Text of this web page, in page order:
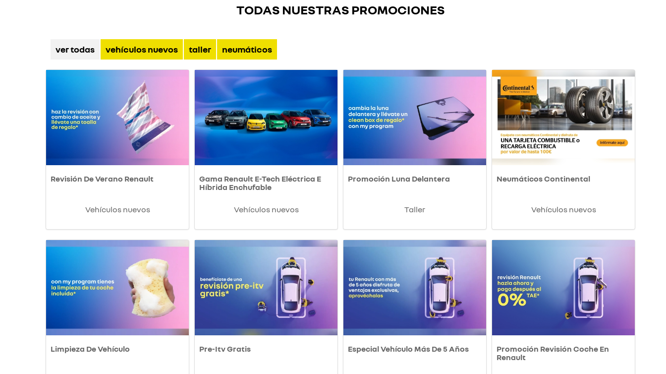
TODAS NUESTRAS PROMOCIONES
ver todas vehículos nuevos taller neumáticos
Revisión De Verano Renault
Vehículos nuevos
Gama Renault E-Tech Eléctrica E
Híbrida Enchufable
Vehículos nuevos
Promoción Luna Delantera
Taller
Neumáticos Continental
Vehículos nuevos
Limpieza De Vehículo Pre-Itv Gratis Especial Vehículo Más De 5 Años
Promoción Revisión Coche En
Renault